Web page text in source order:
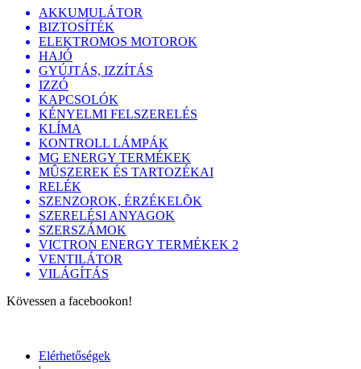
AKKUMULÁTOR
BIZTOSÍTÉK
ELEKTROMOS MOTOROK
HAJÓ
GYÚJTÁS, IZZÍTÁS
IZZÓ
KAPCSOLÓK
KÉNYELMI FELSZERELÉS
KLÍMA
KONTROLL LÁMPÁK
MG ENERGY TERMÉKEK
MÛSZEREK ÉS TARTOZÉKAI
RELÉK
SZENZOROK, ÉRZÉKELÕK
SZERELÉSI ANYAGOK
SZERSZÁMOK
VICTRON ENERGY TERMÉKEK 2
VENTILÁTOR
VILÁGÍTÁS
Kövessen a facebookon!
Elérhetőségek